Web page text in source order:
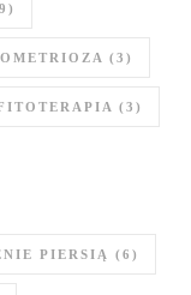
(3)
(3)
PIERSIĄ (6)